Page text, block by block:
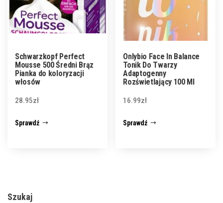
Schwarzkopf Perfect
Mousse 500 Średni Brąz
Pianka do koloryzacji
włosów
28.95zł
Sprawdź
Onlybio Face In Balance
Tonik Do Twarzy
Adaptogenny
Rozświetlający 100 Ml
16.99zł
Sprawdź
Szukaj